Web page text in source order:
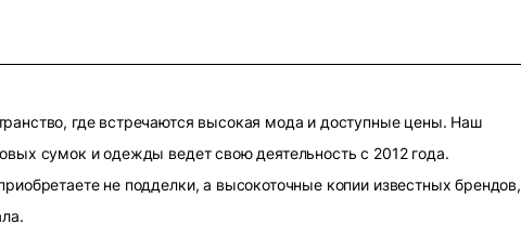
где встречаются высокая мода и доступные цены. Наш
сумок и одежды ведет свою деятельность с 2012 года.
не подделки, а высокоточные копии известных брендов,